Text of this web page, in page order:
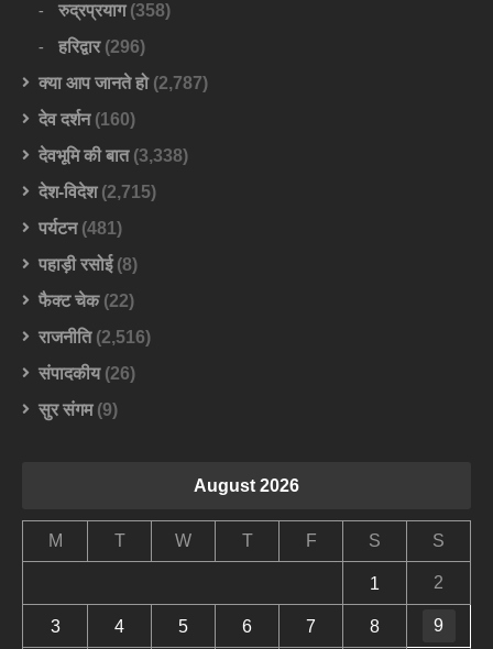
रुद्रप्रयाग(358)
हरिद्वार(296)
क्या आप जानते हो(2,787)
देव दर्शन(160)
देवभूमि की बात(3,338)
देश-विदेश(2,715)
पर्यटन(481)
पहाड़ी रसोई(8)
फैक्ट चेक(22)
राजनीति(2,516)
संपादकीय(26)
सुर संगम(9)
August 2026
M T W T F S S
1 2
3 4 5 6 7 8 9